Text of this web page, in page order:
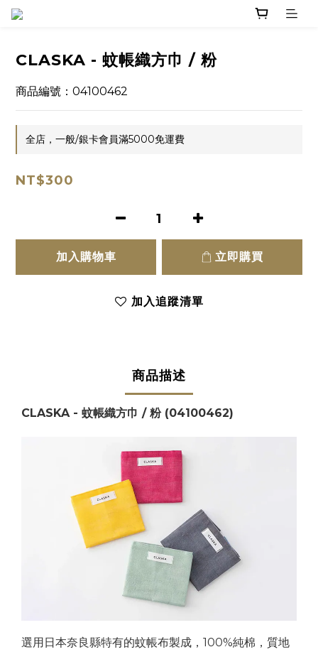
CLASKA - 蚊帳織方巾 / 粉
商品編號：04100462
全店，一般/銀卡會員滿5000免運費
NT$300
加入購物車 立即購買
加入追蹤清單
商品描述
CLASKA - 蚊帳織方巾 / 粉 (04100462)
選用日本奈良縣特有的蚊帳布製成，100%純棉，質地